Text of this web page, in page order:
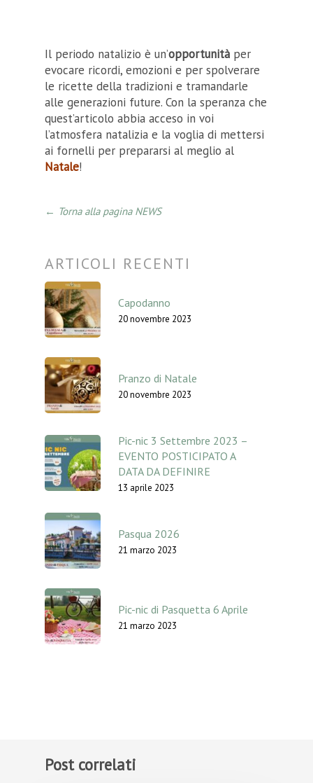
Il periodo natalizio è un’opportunità per
evocare ricordi, emozioni e per spolverare
le ricette della tradizioni e tramandarle
alle generazioni future. Con la speranza che
quest’articolo abbia acceso in voi
l’atmosfera natalizia e la voglia di mettersi
ai fornelli per prepararsi al meglio al
Natale!
← Torna alla pagina NEWS
ARTICOLI RECENTI
Capodanno
20 novembre 2023
Pranzo di Natale
20 novembre 2023
Pic-nic 3 Settembre 2023 –
EVENTO POSTICIPATO A
DATA DA DEFINIRE
13 aprile 2023
Pasqua 2026
21 marzo 2023
Pic-nic di Pasquetta 6 Aprile
21 marzo 2023
Post correlati